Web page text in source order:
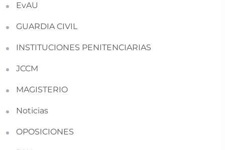
EvAU
GUARDIA CIVIL
INSTITUCIONES PENITENCIARIAS
JCCM
MAGISTERIO
Noticias
OPOSICIONES